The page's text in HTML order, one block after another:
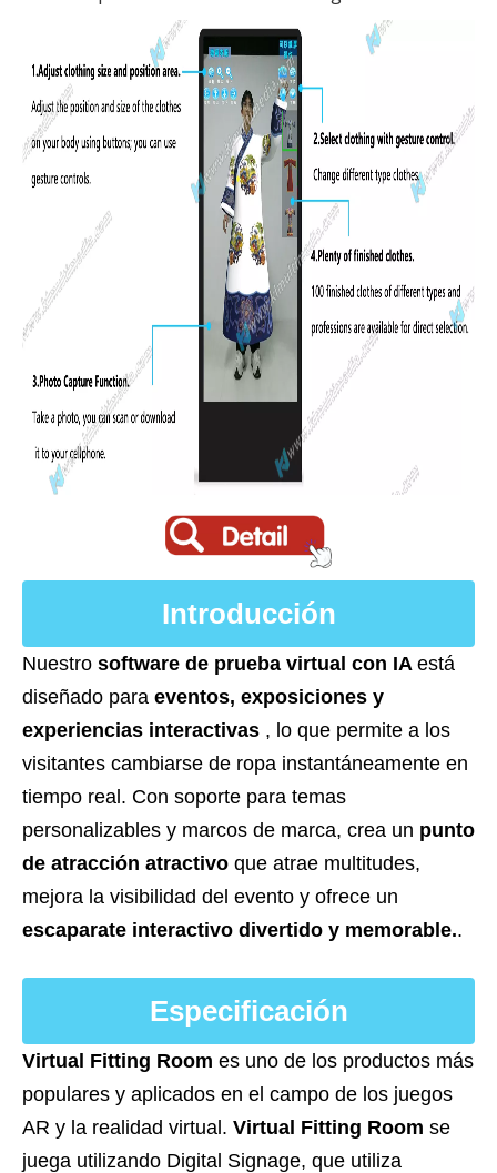
Introducción
Nuestro software de prueba virtual con IA está
diseñado para eventos, exposiciones y
experiencias interactivas , lo que permite a los
visitantes cambiarse de ropa instantáneamente en
tiempo real. Con soporte para temas
personalizables y marcos de marca, crea un punto
de atracción atractivo que atrae multitudes,
mejora la visibilidad del evento y ofrece un
escaparate interactivo divertido y memorable..
Especificación
Virtual Fitting Room es uno de los productos más
populares y aplicados en el campo de los juegos
AR y la realidad virtual. Virtual Fitting Room se
juega utilizando Digital Signage, que utiliza